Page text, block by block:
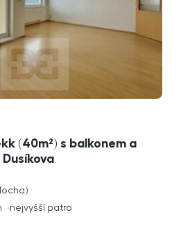
(40m²) s balkonem a
nejvyšší patro